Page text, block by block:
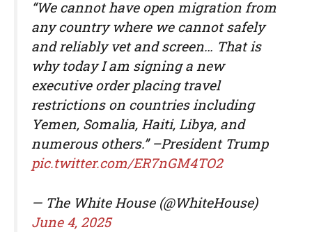
“We cannot have open migration from
any country where we cannot safely
and reliably vet and screen… That is
why today I am signing a new
executive order placing travel
restrictions on countries including
Yemen, Somalia, Haiti, Libya, and
numerous others.” –President Trump
pic.twitter.com/ER7nGM4TO2
— The White House (@WhiteHouse)
June 4, 2025